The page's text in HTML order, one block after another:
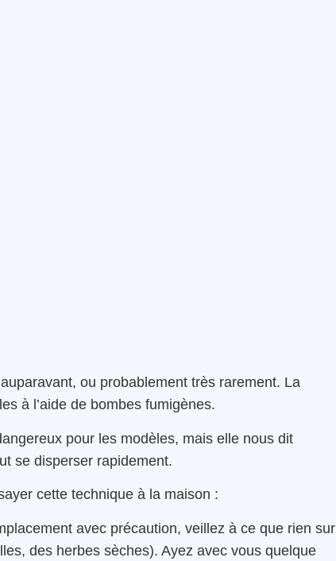
ou probablement très rarement. La
à l’aide de bombes fumigènes.
pour les modèles, mais elle nous dit
se disperser rapidement.
cette technique à la maison :
avec précaution, veillez à ce que rien sur
des herbes sèches). Ayez avec vous quelque